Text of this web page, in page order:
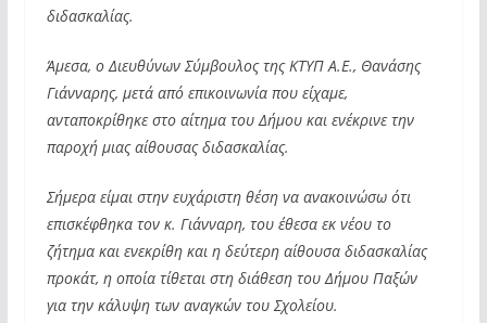
διδασκαλίας.
Άμεσα, ο Διευθύνων Σύμβουλος της ΚΤΥΠ Α.Ε., Θανάσης
Γιάνναρης, μετά από επικοινωνία που είχαμε,
ανταποκρίθηκε στο αίτημα του Δήμου και ενέκρινε την
παροχή μιας αίθουσας διδασκαλίας.
Σήμερα είμαι στην ευχάριστη θέση να ανακοινώσω ότι
επισκέφθηκα τον κ. Γιάνναρη, του έθεσα εκ νέου το
ζήτημα και ενεκρίθη και η δεύτερη αίθουσα διδασκαλίας
προκάτ, η οποία τίθεται στη διάθεση του Δήμου Παξών
για την κάλυψη των αναγκών του Σχολείου.